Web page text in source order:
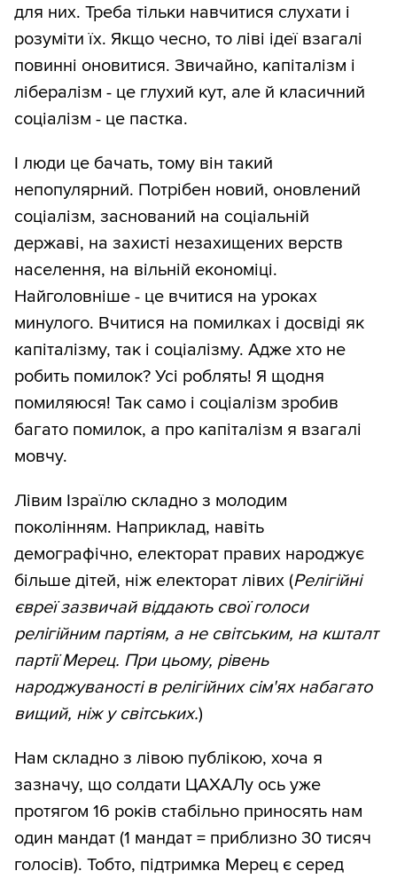
для них. Треба тільки навчитися слухати і
розуміти їх. Якщо чесно, то ліві ідеї взагалі
повинні оновитися. Звичайно, капіталізм і
лібералізм - це глухий кут, але й класичний
соціалізм - це пастка.
І люди це бачать, тому він такий
непопулярний. Потрібен новий, оновлений
соціалізм, заснований на соціальній
державі, на захисті незахищених верств
населення, на вільній економіці.
Найголовніше - це вчитися на уроках
минулого. Вчитися на помилках і досвіді як
капіталізму, так і соціалізму. Адже хто не
робить помилок? Усі роблять! Я щодня
помиляюся! Так само і соціалізм зробив
багато помилок, а про капіталізм я взагалі
мовчу.
Лівим Ізраїлю складно з молодим
поколінням. Наприклад, навіть
демографічно, електорат правих народжує
більше дітей, ніж електорат лівих (Релігійні
євреї зазвичай віддають свої голоси
релігійним партіям, а не світським, на кшталт
партії Мерец. При цьому, рівень
народжуваності в релігійних сім'ях набагато
вищий, ніж у світських.)
Нам складно з лівою публікою, хоча я
зазначу, що солдати ЦАХАЛу ось уже
протягом 16 років стабільно приносять нам
один мандат (1 мандат = приблизно 30 тисяч
голосів). Тобто, підтримка Мерец є серед